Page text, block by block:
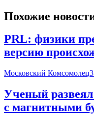
Похожие
PRL: физики
версию
Московский Комсомолец
Ученый
с магнитными